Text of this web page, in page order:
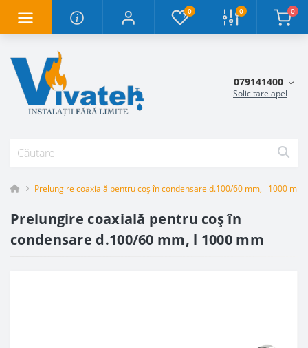
0 0 0
079141400
Solicitare apel
Prelungire coaxială pentru coș în condensare d.100/60 mm, l 1000 mm
Prelungire coaxială pentru coș în
condensare d.100/60 mm, l 1000 mm